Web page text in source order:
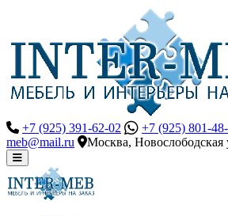
+7 (925) 391-62-02 +7 (925) 801-
meb@mail.ru
Москва, Новослободская